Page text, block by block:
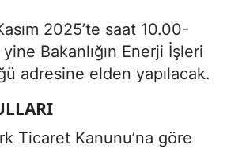
2025’te saat 10.00-
Bakanlığın Enerji İşleri
adresine elden yapılacak.
Ticaret Kanunu’na göre